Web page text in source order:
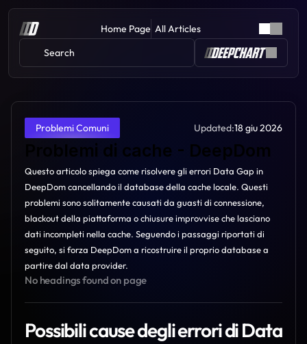
Home Page All Articles
Search
Problemi Comuni Updated:18 giu 2026
Problemi di cache - DeepDom
Questo articolo spiega come risolvere gli errori Data Gap in
DeepDom cancellando il database della cache locale. Questi
problemi sono solitamente causati da guasti di connessione,
blackout della piattaforma o chiusure improvvise che lasciano
dati incompleti nella cache. Seguendo i passaggi riportati di
seguito, si forza DeepDom a ricostruire il proprio database a
partire dal data provider.
No headings found on page
Possibili cause degli errori di Data